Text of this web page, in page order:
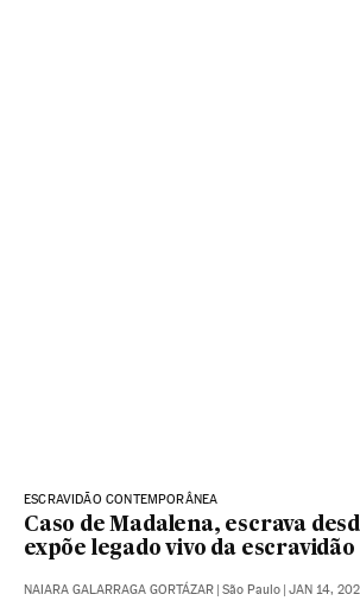
ESCRAVIDÃO CONTEMPORÂNEA
Caso de Madalena, escrava
expõe legado vivo da
NAIARA GALARRAGA GORTÁZAR São Paulo JAN 14,